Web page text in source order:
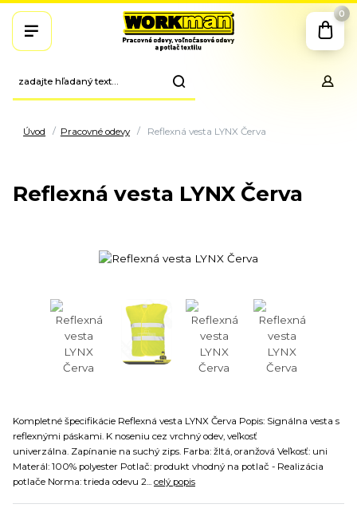
0
Úvod Pracovné odevy Reflexná vesta LYNX Červa
Reflexná vesta LYNX Červa
Kompletné špecifikácie Reflexná vesta LYNX Červa Popis: Signálna vesta s
reflexnými páskami. K noseniu cez vrchný odev, veľkosť
univerzálna. Zapínanie na suchý zips. Farba: žltá, oranžová Veľkosť: uni
Materál: 100% polyester Potlač: produkt vhodný na potlač - Realizácia
potlače Norma: trieda odevu 2... celý popis